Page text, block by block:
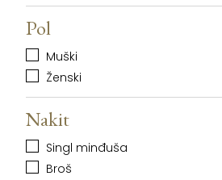
Pol
Muški
Ženski
Nakit
Singl minđuša
Broš